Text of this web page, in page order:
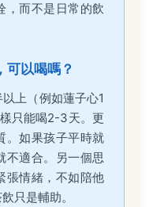
，而不是日常的飲
可以喝嗎？
上（例如蓮子心1
只能喝2-3天。更
。如果孩子平時就
不適合。另一個思
張情緒，不如陪他
只是輔助。